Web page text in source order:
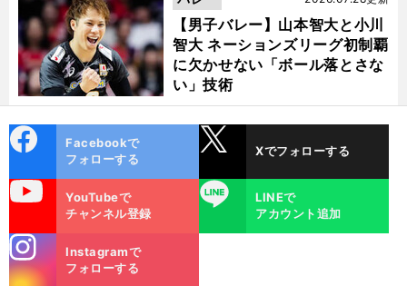
【男子バレー】山本智大と小川
智大 ネーションズリーグ初制覇
に欠かせない「ボール落とさな
い」技術
ok
Facebookで
フォローする
Xでフォローする
YouTubeで
チャンネル登録
LINE
LINEで
アカウント追加
m
Instagramで
フォローする